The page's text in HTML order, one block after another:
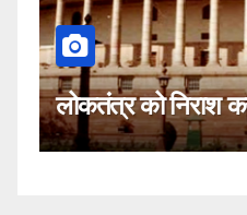
कहीं यह सीजेआई के
नहीं!